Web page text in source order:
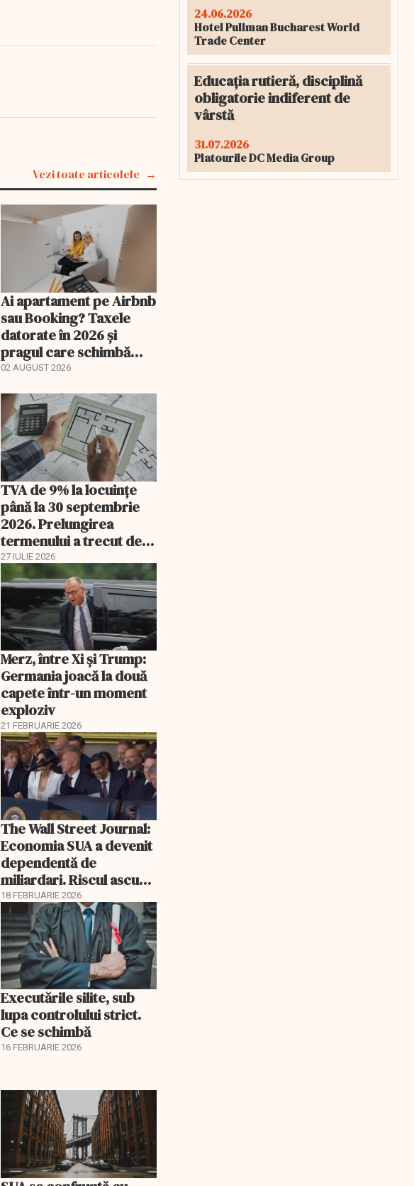
Vezi toate articolele
Ai apartament pe Airbnb
sau Booking? Taxele
datorate în 2026 și
pragul care schimbă
regimul fiscal
02 AUGUST 2026
TVA de 9% la locuințe
până la 30 septembrie
2026. Prelungirea
termenului a trecut de
comisia din Parlament
27 IULIE 2026
Merz, între Xi și Trump:
Germania joacă la două
capete într-un moment
exploziv
21 FEBRUARIE 2026
The Wall Street Journal:
Economia SUA a devenit
dependentă de
miliardari. Riscul ascuns
pentru burse și consum
18 FEBRUARIE 2026
Executările silite, sub
lupa controlului strict.
Ce se schimbă
16 FEBRUARIE 2026
24.06.2026
Hotel Pullman Bucharest World
Trade Center
Educația rutieră, disciplină
obligatorie indiferent de
vârstă
31.07.2026
Platourile DC Media Group